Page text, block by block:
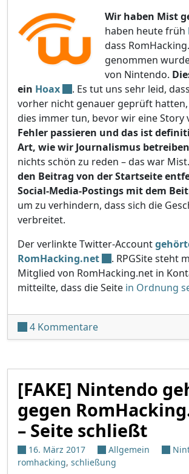
Wir haben Mist
haben heute früh
dass
genommen
von Nintendo.
ein Hoax
. Es tut uns sehr leid,
vorher nicht genauer geprüft
dies immer tun, bevor wir eine Story
Fehler passieren und das ist
Art, wie wir Journalismus betreiben
nichts schön zu reden – das war Mist.
den Beitrag von der Startseite
Social-Media-Postings mit dem
um zu verhindern, dass sich die
verbreitet.
Der verlinkte Twitter-Account
RomHacking.net
. RPGSite steht
Mitglied von RomHacking.net in
mitteilte, dass die Seite in Ordnung
4 Kommentarezu Korrektur:
[FAKE] Nintendo
gegen
– Seite schließt
16. März 2017 Allgemein
romhacking, schließung